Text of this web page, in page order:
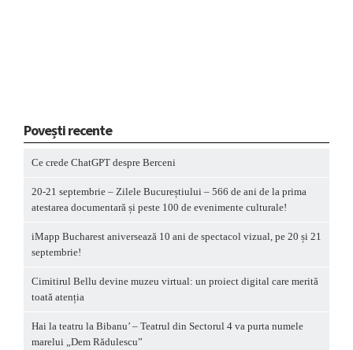
Povești recente
Ce crede ChatGPT despre Berceni
20-21 septembrie – Zilele Bucureștiului – 566 de ani de la prima
atestarea documentară și peste 100 de evenimente culturale!
iMapp Bucharest aniversează 10 ani de spectacol vizual, pe 20 și 21
septembrie!
Cimitirul Bellu devine muzeu virtual: un proiect digital care merită
toată atenția
Hai la teatru la Bibanu’ – Teatrul din Sectorul 4 va purta numele
marelui „Dem Rădulescu”